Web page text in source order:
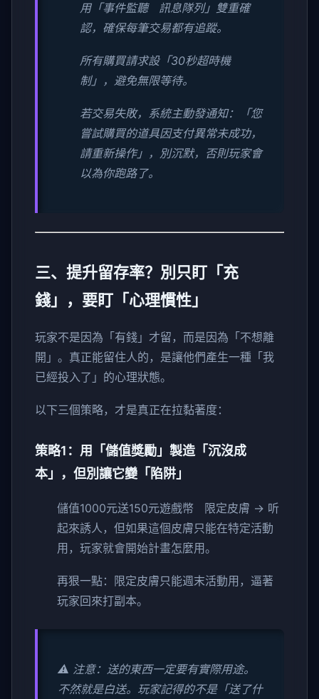
用「事件監聽 訊息隊列」雙重確
認，確保每筆交易都有追蹤。
所有購買請求設「30秒超時機
制」，避免無限等待。
若交易失敗，系統主動發通知：「您
嘗試購買的道具因支付異常未成功，
請重新操作」，別沉默，否則玩家會
以為你跑路了。
三、提升留存率？別只盯「充
錢」，要盯「心理慣性」
玩家不是因為「有錢」才留，而是因為「不想離
開」。真正能留住人的，是讓他們產生一種「我
已經投入了」的心理狀態。
以下三個策略，才是真正在拉黏著度：
策略1：用「儲值獎勵」製造「沉沒成
本」，但別讓它變「陷阱」
儲值1000元送150元遊戲幣 限定皮膚 → 听
起來誘人，但如果這個皮膚只能在特定活動
用，玩家就會開始計畫怎麼用。
再狠一點：限定皮膚只能週末活動用，逼著
玩家回來打副本。
⚠️ 注意：送的東西一定要有實際用途。
不然就是白送。玩家記得的不是「送了什